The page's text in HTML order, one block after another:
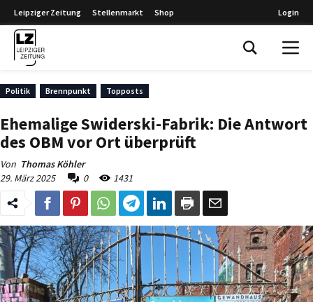
Leipziger Zeitung Stellenmarkt Shop Login
Politik Brennpunkt Topposts
Ehemalige Swiderski-Fabrik: Die Antwort
des OBM vor Ort überprüft
Von Thomas Köhler
29. März 2025
0 1431